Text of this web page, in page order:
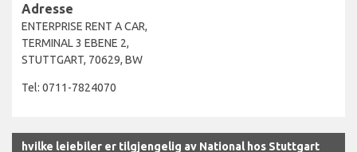
Adresse
ENTERPRISE RENT A CAR,
TERMINAL 3 EBENE 2,
STUTTGART, 70629, BW
Tel: 0711-7824070
hvilke leiebiler er tilgjengelig av National hos Stuttgart